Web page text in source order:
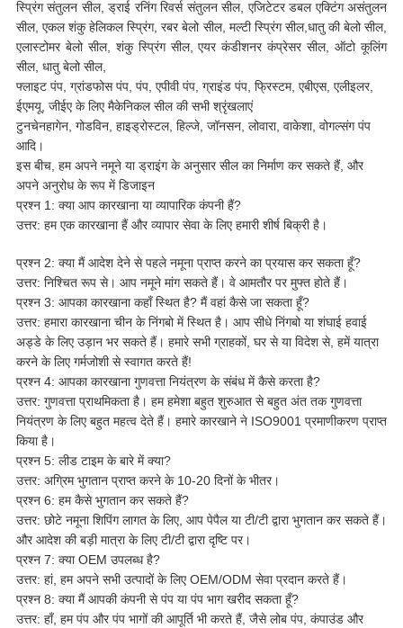
स्प्रिंग संतुलन सील, ड्राई रनिंग रिवर्स संतुलन सील, एजिटेटर डबल एक्टिंग असंतुलन
सील, एकल शंकु हेलिकल स्प्रिंग, रबर बेलो सील, मल्टी स्प्रिंग सील,धातु की बेलो सील,
एलास्टोमर बेलो सील, शंकु स्प्रिंग सील, एयर कंडीशनर कंप्रेसर सील, ऑटो कूलिंग
सील, धातु बेलो सील,
फ्लाइट पंप, ग्रांडफोस पंप, पंप, एपीवी पंप, ग्राइंड पंप, फ्रिस्टम, एबीएस, एलीइलर,
ईएमयू, जीईए के लिए मैकेनिकल सील की सभी श्रृंखलाएं
टुनचेनहागेन, गोडविन, हाइड्रोस्टल, हिल्जे, जॉनसन, लोवारा, वाकेशा, वोगल्संग पंप
आदि।
इस बीच, हम अपने नमूने या ड्राइंग के अनुसार सील का निर्माण कर सकते हैं, और
अपने अनुरोध के रूप में डिजाइन
प्रश्न 1: क्या आप कारखाना या व्यापारिक कंपनी हैं?
उत्तर: हम एक कारखाना हैं और व्यापार सेवा के लिए हमारी शीर्ष बिक्री है।
प्रश्न 2: क्या मैं आदेश देने से पहले नमूना प्राप्त करने का प्रयास कर सकता हूँ?
उत्तर: निश्चित रूप से। आप नमूने मांग सकते हैं। वे आमतौर पर मुफ्त होते हैं।
प्रश्न 3: आपका कारखाना कहाँ स्थित है? मैं वहां कैसे जा सकता हूँ?
उत्तर: हमारा कारखाना चीन के निंगबो में स्थित है। आप सीधे निंगबो या शंघाई हवाई
अड्डे के लिए उड़ान भर सकते हैं। हमारे सभी ग्राहकों, घर से या विदेश से, हमें यात्रा
करने के लिए गर्मजोशी से स्वागत करते हैं!
प्रश्न 4: आपका कारखाना गुणवत्ता नियंत्रण के संबंध में कैसे करता है?
उत्तर: गुणवत्ता प्राथमिकता है। हम हमेशा बहुत शुरुआत से बहुत अंत तक गुणवत्ता
नियंत्रण के लिए बहुत महत्व देते हैं। हमारे कारखाने ने ISO9001 प्रमाणीकरण प्राप्त
किया है।
प्रश्न 5: लीड टाइम के बारे में क्या?
उत्तर: अग्रिम भुगतान प्राप्त करने के 10-20 दिनों के भीतर।
प्रश्न 6: हम कैसे भुगतान कर सकते हैं?
उत्तर: छोटे नमूना शिपिंग लागत के लिए, आप पेपैल या टी/टी द्वारा भुगतान कर सकते हैं।
और आदेश की बड़ी मात्रा के लिए टी/टी द्वारा दृष्टि पर।
प्रश्न 7: क्या OEM उपलब्ध है?
उत्तर: हां, हम अपने सभी उत्पादों के लिए OEM/ODM सेवा प्रदान करते हैं।
प्रश्न 8: क्या मैं आपकी कंपनी से पंप या पंप भाग खरीद सकता हूँ?
उत्तर: हाँ, हम पंप और पंप भागों की आपूर्ति भी करते हैं, जैसे लोब पंप, कंपाउंड और